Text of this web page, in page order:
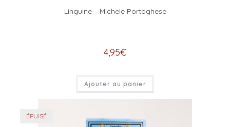
Linguine – Michele Portoghese
4,95€
Ajouter au panier
ÉPUISÉ